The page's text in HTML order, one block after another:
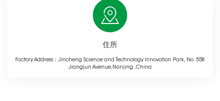
住所
Factory Address：Jincheng Science and Technology Innovation Park, No. 558
Jiangjun Avenue,Nanjing ,China